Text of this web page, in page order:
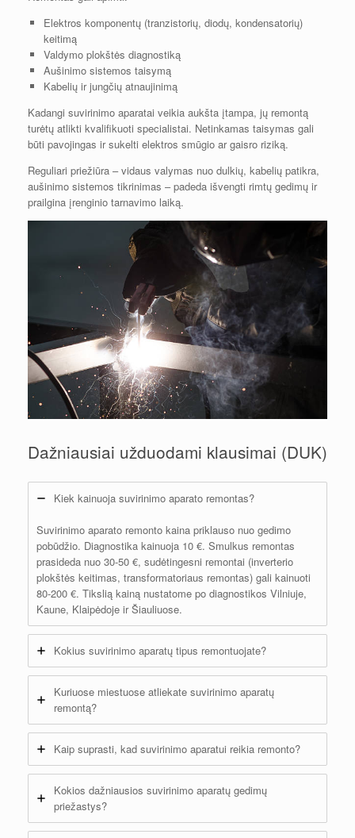
Elektros komponentų (tranzistorių, diodų, kondensatorių)
keitimą
Valdymo plokštės diagnostiką
Aušinimo sistemos taisymą
Kabelių ir jungčių atnaujinimą
Kadangi suvirinimo aparatai veikia aukšta įtampa, jų remontą
turėtų atlikti kvalifikuoti specialistai. Netinkamas taisymas gali
būti pavojingas ir sukelti elektros smūgio ar gaisro riziką.
Reguliari priežiūra – vidaus valymas nuo dulkių, kabelių patikra,
aušinimo sistemos tikrinimas – padeda išvengti rimtų gedimų ir
prailgina įrenginio tarnavimo laiką.
Dažniausiai užduodami klausimai (DUK)
Kiek kainuoja suvirinimo aparato remontas?
Suvirinimo aparato remonto kaina priklauso nuo gedimo
pobūdžio. Diagnostika kainuoja 10 €. Smulkus remontas
prasideda nuo 30-50 €, sudėtingesni remontai (inverterio
plokštės keitimas, transformatoriaus remontas) gali kainuoti
80-200 €. Tikslią kainą nustatome po diagnostikos Vilniuje,
Kaune, Klaipėdoje ir Šiauliuose.
Kokius suvirinimo aparatų tipus remontuojate?
Kuriuose miestuose atliekate suvirinimo aparatų
remontą?
Kaip suprasti, kad suvirinimo aparatui reikia remonto?
Kokios dažniausios suvirinimo aparatų gedimų
priežastys?